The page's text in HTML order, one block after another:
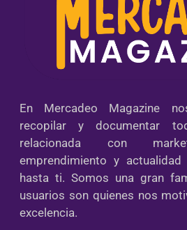
En Mercadeo Magazine
recopilar y documentar
relacionada con
emprendimiento y
hasta ti. Somos una gran
usuarios son quienes nos
excelencia.